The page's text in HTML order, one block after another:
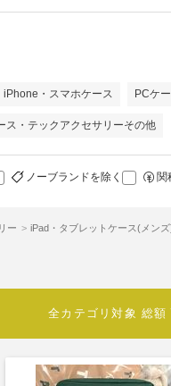
iPhone・スマホケース PCケ
ス・テックアクセサリーその他
ノーブランドを除く
関
ー iPad・タブレットケース(メンズ
全カテゴリ対象 総額